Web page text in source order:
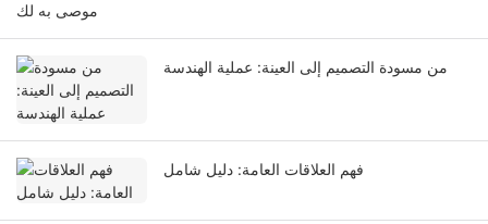
موصى به لك
من مسودة التصميم إلى العينة: عملية الهندسة
فهم العلاقات العامة: دليل شامل